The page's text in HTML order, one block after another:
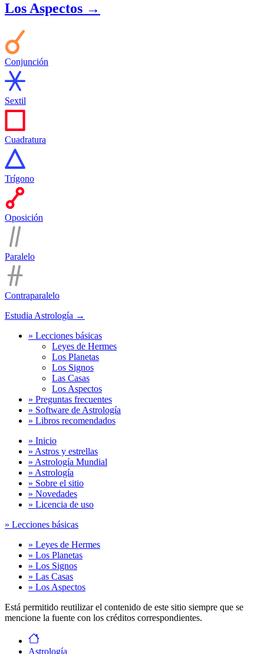
Los Aspectos →
Conjunción
Sextil
Cuadratura
Trígono
Oposición
Paralelo
Contraparalelo
Estudia Astrología →
» Lecciones básicas
Leyes de Hermes
Los Planetas
Los Signos
Las Casas
Los Aspectos
» Preguntas frecuentes
» Software de Astrología
» Libros recomendados
» Inicio
» Astros y estrellas
» Astrología Mundial
» Astrología
» Sobre el sitio
» Novedades
» Licencia de uso
» Lecciones básicas
» Leyes de Hermes
» Los Planetas
» Los Signos
» Las Casas
» Los Aspectos
Está permitido reutilizar el contenido de este sitio siempre que se
mencione la fuente con los créditos correspondientes.
Astrología